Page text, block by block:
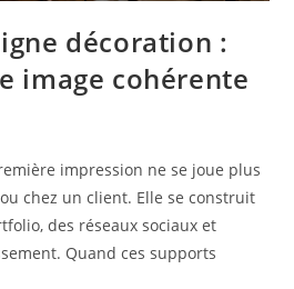
décoration :
image cohérente
impression ne se joue plus
chez un client. Elle se construit
des réseaux sociaux et
Quand ces supports